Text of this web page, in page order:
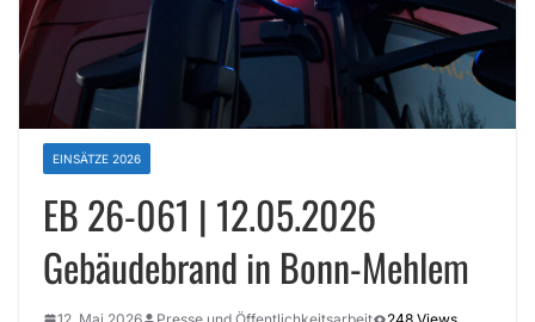
EINSÄTZE 2026
EB 26-061 | 12.05.2026
Gebäudebrand in Bonn-Mehlem